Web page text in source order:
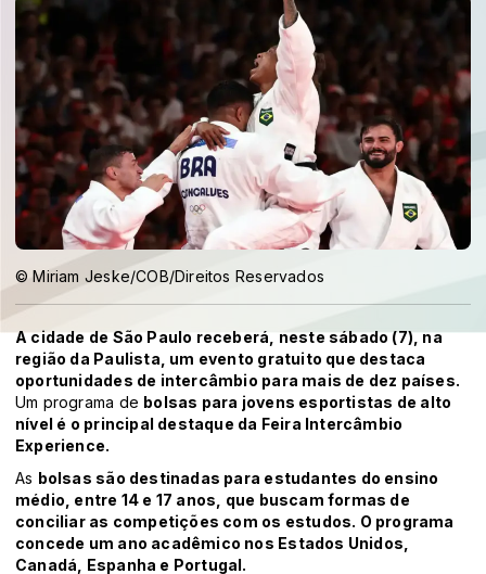
© Miriam Jeske/COB/Direitos Reservados
A cidade de São Paulo receberá, neste sábado (7), na
região da Paulista, um evento gratuito que destaca
oportunidades de intercâmbio para mais de dez países.
Um programa de bolsas para jovens esportistas de alto
nível é o principal destaque da Feira Intercâmbio
Experience.
As bolsas são destinadas para estudantes do ensino
médio, entre 14 e 17 anos, que buscam formas de
conciliar as competições com os estudos. O programa
concede um ano acadêmico nos Estados Unidos,
Canadá, Espanha e Portugal.